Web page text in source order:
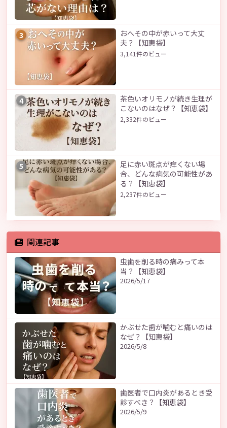
3
おへその中が赤いって大丈
夫？【知恵袋】
3,141件のビュー
4
茶色いオリモノが続き生理が
こないのはなぜ？【知恵袋】
2,332件のビュー
5
足に赤い斑点が痒くない場
合、どんな病気の可能性があ
る？【知恵袋】
2,237件のビュー
関連記事
虫歯を削る時の痛みって本
当？【知恵袋】
2026/5/17
かぶせた歯が噛むと痛いのは
なぜ？【知恵袋】
2026/5/8
歯医者で口内炎があるとき受
診すべき？【知恵袋】
2026/5/9